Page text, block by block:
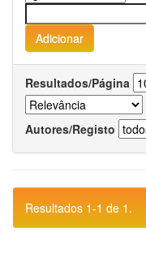
Resultados/Página
Autores/Registo
Resultados 1-1 de 1.